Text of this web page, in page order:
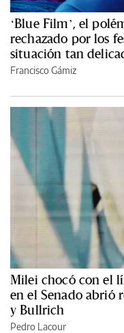
‘Blue Film’, el
rechazado por los
situación tan
Francisco Gámiz
Milei chocó con el
en el Senado abrió
y Bullrich
Pedro Lacour